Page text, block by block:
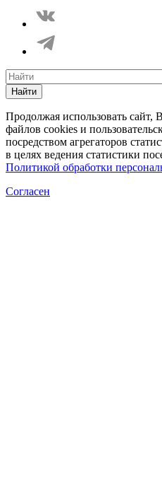
Найти
Продолжая использовать сайт,
файлов cookies и
посредством агрегаторов
в целях ведения статистики
Политикой обработки
Согласен